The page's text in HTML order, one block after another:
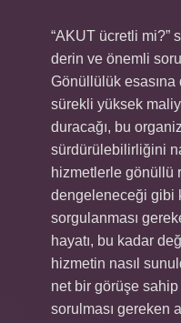
“AKUT ücretli mi?”
derin ve önemli
Gönüllülük esasına
sürekli yüksek
duracağı, bu
sürdürülebilirliğini
hizmetlerle gönüllü
dengeleneceği gibi
sorgulanması
hayatı, bu kadar
hizmetin nasıl
net bir görüşe
sorulması gereken